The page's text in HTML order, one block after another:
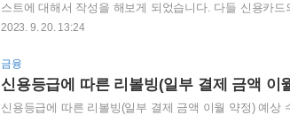
스트에 대해서 작성을 해보게 되었습니다. 다들 신용카
지만, 어떤 부분을 점검해야 하고, 왜 해야 하는지 모르는
카드 카드 발급 조건 체크 4. 신용카드 혜택 체크 및 카드
드 발급신청 방법 7. 신용카드 발급 주의사항 1. 신용카
가까운 결제 수단입니다. 신용카드는 단순히 할인, 적립 ..
2023. 9. 20. 13:24
금융
신용등급에 따른 리볼빙(일부 결제 금액 이월 약정) 예상